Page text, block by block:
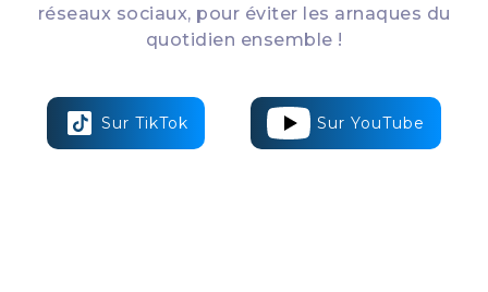
réseaux sociaux, pour éviter les arnaques du
quotidien ensemble !
Sur TikTok Sur YouTube